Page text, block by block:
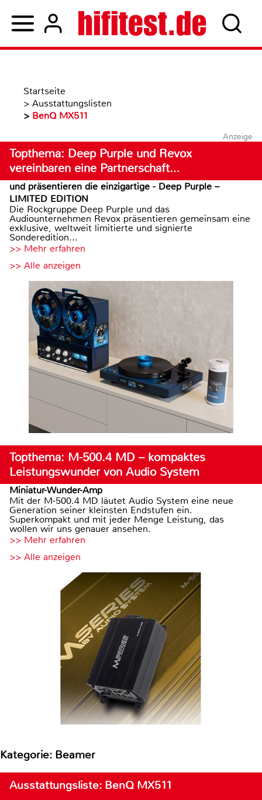
Startseite
> Ausstattungslisten
> BenQ MX511
Anzeige
Topthema: Deep Purple und Revox
vereinbaren eine Partnerschaft…
und präsentieren die einzigartige - Deep Purple –
LIMITED EDITION
Die Rockgruppe Deep Purple und das
Audiounternehmen Revox präsentieren gemeinsam eine
exklusive, weltweit limitierte und signierte
Sonderedition...
>> Mehr erfahren
>> Alle anzeigen
Topthema: M-500.4 MD – kompaktes
Leistungswunder von Audio System
Miniatur-Wunder-Amp
Mit der M-500.4 MD läutet Audio System eine neue
Generation seiner kleinsten Endstufen ein.
Superkompakt und mit jeder Menge Leistung, das
wollen wir uns genauer ansehen.
>> Mehr erfahren
>> Alle anzeigen
Kategorie: Beamer
Ausstattungsliste: BenQ MX511